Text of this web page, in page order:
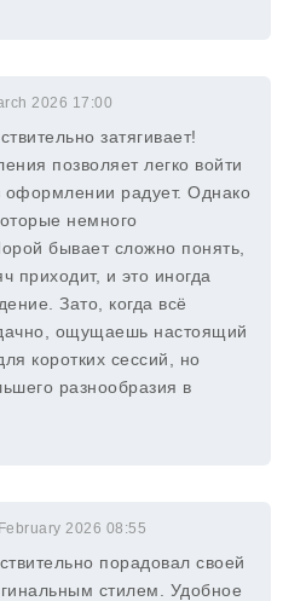
2026 17:00
затягивает!
позволяет легко войти
оформлении радует. Однако
немного
бывает сложно понять,
приходит, и это иногда
Зато, когда всё
ощущаешь настоящий
коротких сессий, но
разнообразия в
2026 08:55
порадовал своей
стилем. Удобное